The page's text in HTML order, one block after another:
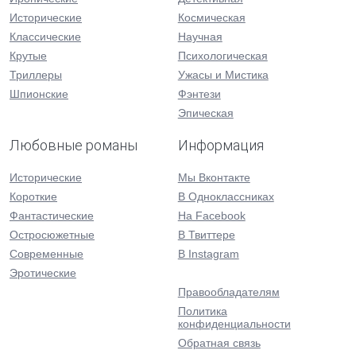
Исторические
Классические
Крутые
Триллеры
Шпионские
Космическая
Научная
Психологическая
Ужасы и Мистика
Фэнтези
Эпическая
Любовные романы
Исторические
Короткие
Фантастические
Остросюжетные
Современные
Эротические
Информация
Мы Вконтакте
В Одноклассниках
На Facebook
В Твиттере
В Instagram
Правообладателям
Политика
конфиденциальности
Обратная связь